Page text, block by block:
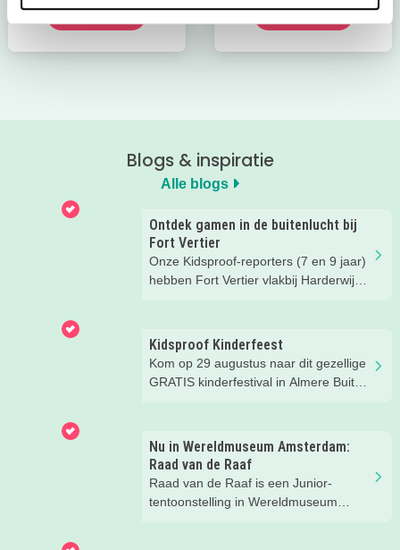
Bekijk nu Bekijk nu
Blogs & inspiratie
Alle blogs
Ontdek gamen in de buitenlucht bij
Fort Vertier
Onze Kidsproof-reporters (7 en 9 jaar)
hebben Fort Vertier vlakbij Harderwijk
over de Romeinen die hier vroeger
hebben gewoond.
Kidsproof Kinderfeest
Kom op 29 augustus naar dit gezellige
GRATIS kinderfestival in Almere Buiten
Nu in Wereldmuseum Amsterdam:
Raad van de Raaf
Raad van de Raaf is een Junior-
tentoonstelling in Wereldmuseum